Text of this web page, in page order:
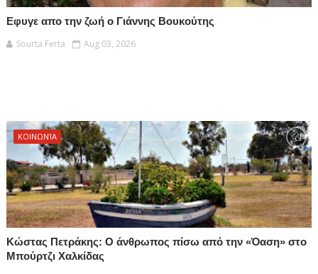
Εφυγε απο την ζωή ο Γιάννης Βουκούτης
Sourta Ferta
Aug 03, 2026
ΚΟΙΝΩΝΊΑ
Κώστας Πετράκης: Ο άνθρωπος πίσω από την «Όαση» στο
Μπούρτζι Χαλκίδας